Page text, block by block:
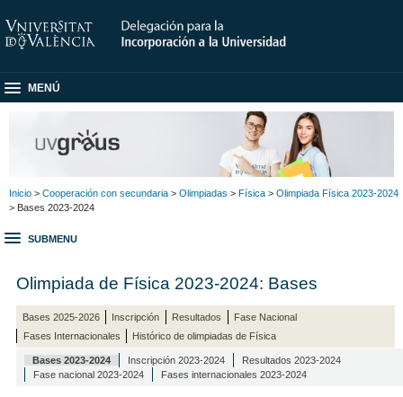
MENÚ
Inicio > Cooperación con secundaria > Olimpiadas > Física > Olimpiada Física 2023-2024
> Bases 2023-2024
SUBMENU
Olimpiada de Física 2023-2024: Bases
Bases 2025-2026 Inscripción Resultados
Fase Nacional
Fases Internacionales
Histórico de olimpiadas de Física
Bases 2023-2024 Inscripción 2023-2024
Resultados 2023-2024
Fase nacional 2023-2024
Fases internacionales 2023-2024